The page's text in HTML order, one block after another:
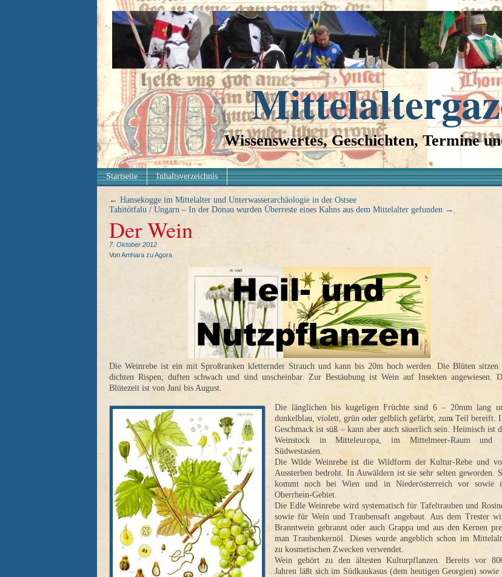
Wissenswertes, Geschichten, Termine
Startseite Inhaltsverzeichnis
← Hansekogge im Mittelalter und Unterwasserarchäologie in der Ostsee
Tahitótfalu / Ungarn – In der Donau wurden Überreste eines Kahns aus dem Mittelalter gefunden →
Der Wein
7. Oktober 2012
VonAmhara zu Agora
Die Weinrebe ist ein mit Sproßranken kletternder Strauch und kann bis 20m hoch werden. Die Blüten sitzen
dichten Rispen, duften schwach und sind unscheinbar. Zur Bestäubung ist Wein auf Insekten angewiesen.
Blütezeit ist von Juni bis August.
Die länglichen bis kugeligen Früchte sind 6 – 20mm lang
dunkelblau, violett, grün oder gelblich gefärbt, zum Teil bereift.
Geschmack ist süß – kann aber auch säuerlich sein. Heimisch ist
Weinstock in Mitteleuropa, im Mittelmeer-Raum und
Südwestasien.
Die Wilde Weinrebe ist die Wildform der Kultur-Rebe und
Aussterben bedroht. In Auwäldern ist sie sehr selten geworden.
kommt noch bei Wien und in Niederösterreich vor sowie
Oberrhein-Gebiet.
Die Edle Weinrebe wird systematisch für Tafeltrauben und
sowie für Wein und Traubensaft angebaut. Aus dem Trester
Branntwein gebrannt oder auch Grappa und aus den Kernen
man Traubenkernöl. Dieses wurde angeblich schon im
zu kosmetischen Zwecken verwendet.
Wein gehört zu den ältesten Kulturpflanzen. Bereits vor
Jahren läßt sich im Südkaukasus (dem heutigen Georgien) sowie